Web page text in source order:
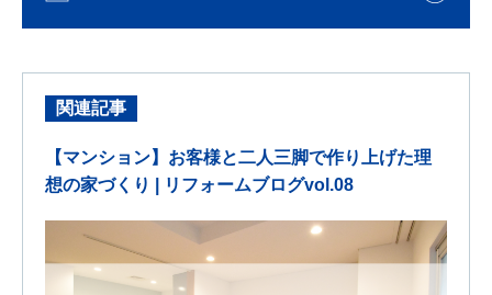
関連記事
【マンション】お客様と二人三脚で作り上げた理
想の家づくり | リフォームブログvol.08